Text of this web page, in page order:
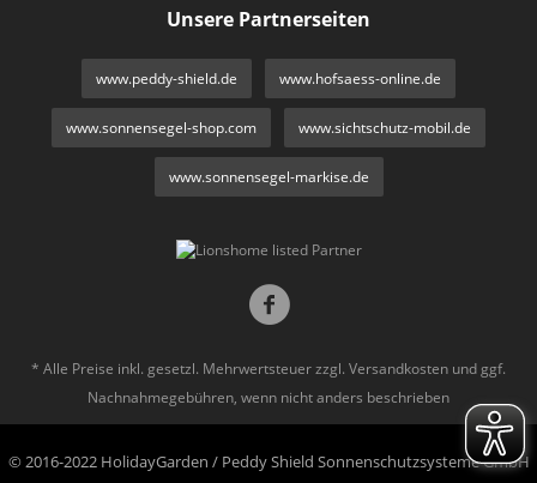
Unsere Partnerseiten
www.peddy-shield.de www.hofsaess-online.de
www.sonnensegel-shop.com www.sichtschutz-mobil.de
www.sonnensegel-markise.de
* Alle Preise inkl. gesetzl. Mehrwertsteuer zzgl. Versandkosten und ggf.
Nachnahmegebühren, wenn nicht anders beschrieben
© 2016-2022 HolidayGarden / Peddy Shield Sonnenschutzsysteme GmbH